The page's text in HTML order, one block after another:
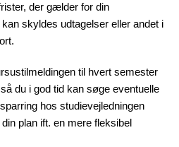
der gælder for din
skyldes udtagelser eller andet i
til hvert semester
du i god tid kan søge eventuelle
hos studievejledningen
plan ift. en mere fleksibel